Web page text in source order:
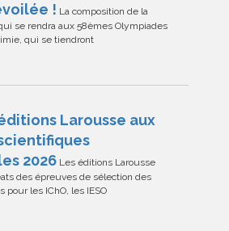
! La composition de la
se rendra aux 58èmes Olympiades
qui se tiendront
Larousse aux
2026 Les éditions Larousse
des épreuves de sélection des
pour les IChO, les IESO